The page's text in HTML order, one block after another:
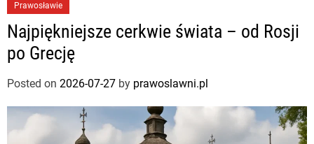
Prawosławie
Najpiękniejsze cerkwie świata – od Rosji
po Grecję
Posted on 2026-07-27 by prawoslawni.pl